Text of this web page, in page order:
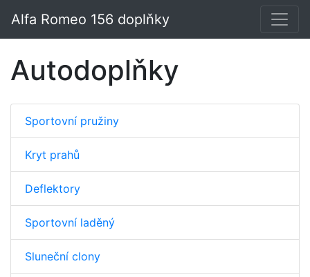
Alfa Romeo 156 doplňky
Autodoplňky
Sportovní pružiny
Kryt prahů
Deflektory
Sportovní laděný
Sluneční clony